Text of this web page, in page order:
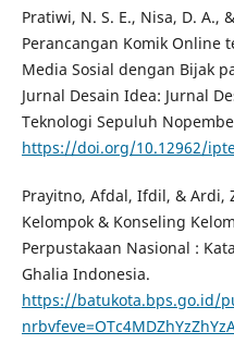
Pratiwi, N. S. E., Nisa, D. A.,
Perancangan Komik Online
Media Sosial dengan Bijak
Jurnal Desain Idea: Jurnal
Teknologi Sepuluh
https://doi.org/10.12962/
Prayitno, Afdal, Ifdil, & Ardi,
Kelompok & Konseling
Perpustakaan Nasional :
Ghalia Indonesia.
https://batukota.bps.go.id/